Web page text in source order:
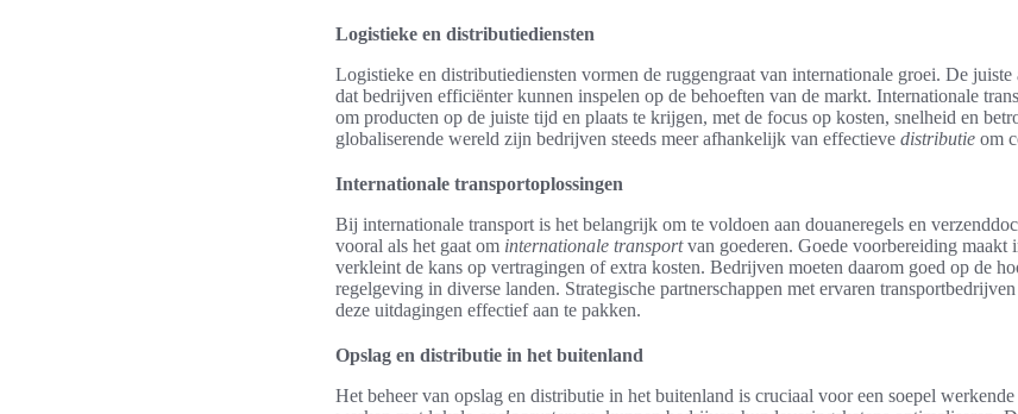
Logistieke en distributiediensten
Logistieke en distributiediensten vormen de ruggengraat van internationale groei. De
dat bedrijven efficiënter kunnen inspelen op de behoeften van de markt. Internationale
om producten op de juiste tijd en plaats te krijgen, met de focus op kosten, snelheid en
globaliserende wereld zijn bedrijven steeds meer afhankelijk van effectieve distributie om
Internationale transportoplossingen
Bij internationale transport is het belangrijk om te voldoen aan douaneregels en
vooral als het gaat om internationale transportvan goederen. Goede voorbereiding maakt
verkleint de kans op vertragingen of extra kosten. Bedrijven moeten daarom goed op de
regelgeving in diverse landen. Strategische partnerschappen met ervaren
deze uitdagingen effectief aan te pakken.
Opslag en distributie in het buitenland
Het beheer van opslag en distributie in het buitenland is cruciaal voor een soepel